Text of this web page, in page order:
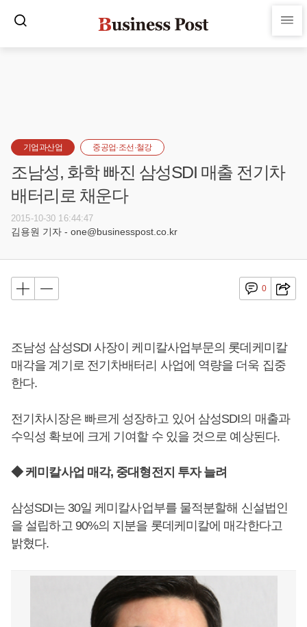
기업과산업 중공업·조선·철강
조남성, 화학 빠진 삼성SDI 매출 전기차
배터리로 채운다
2015-10-30 16:44:47
김용원 기자 - one@businesspost.co.kr
0
조남성 삼성SDI 사장이 케미칼사업부문의 롯데케미칼
매각을 계기로 전기차배터리 사업에 역량을 더욱 집중
한다.
전기차시장은 빠르게 성장하고 있어 삼성SDI의 매출과
수익성 확보에 크게 기여할 수 있을 것으로 예상된다.
◆ 케미칼사업 매각, 중대형전지 투자 늘려
삼성SDI는 30일 케미칼사업부를 물적분할해 신설법인
을 설립하고 90%의 지분을 롯데케미칼에 매각한다고
밝혔다.